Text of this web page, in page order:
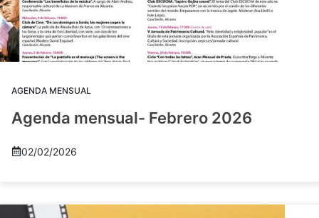
AGENDA MENSUAL
Agenda mensual- Febrero 2026
02/02/2026